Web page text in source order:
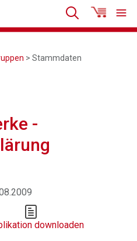
> Stammdaten
-
downloaden